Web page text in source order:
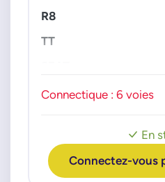
En
Connectez-vous
R8
TT
VW
Connectique : 6 voies